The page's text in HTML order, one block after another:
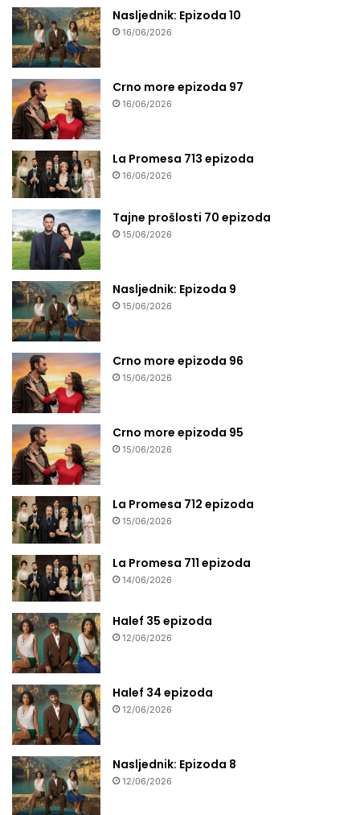
Nasljednik: Epizoda 10
16/06/2026
Crno more epizoda 97
16/06/2026
La Promesa 713 epizoda
16/06/2026
Tajne prošlosti 70 epizoda
15/06/2026
Nasljednik: Epizoda 9
15/06/2026
Crno more epizoda 96
15/06/2026
Crno more epizoda 95
15/06/2026
La Promesa 712 epizoda
15/06/2026
La Promesa 711 epizoda
14/06/2026
Halef 35 epizoda
12/06/2026
Halef 34 epizoda
12/06/2026
Nasljednik: Epizoda 8
12/06/2026